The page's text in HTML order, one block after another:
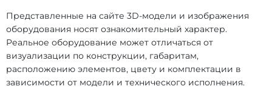
Представленные на сайте 3D-модели и изображения
оборудования носят ознакомительный характер.
Реальное оборудование может отличаться от
визуализации по конструкции, габаритам,
расположению элементов, цвету и комплектации в
зависимости от модели и технического исполнения.